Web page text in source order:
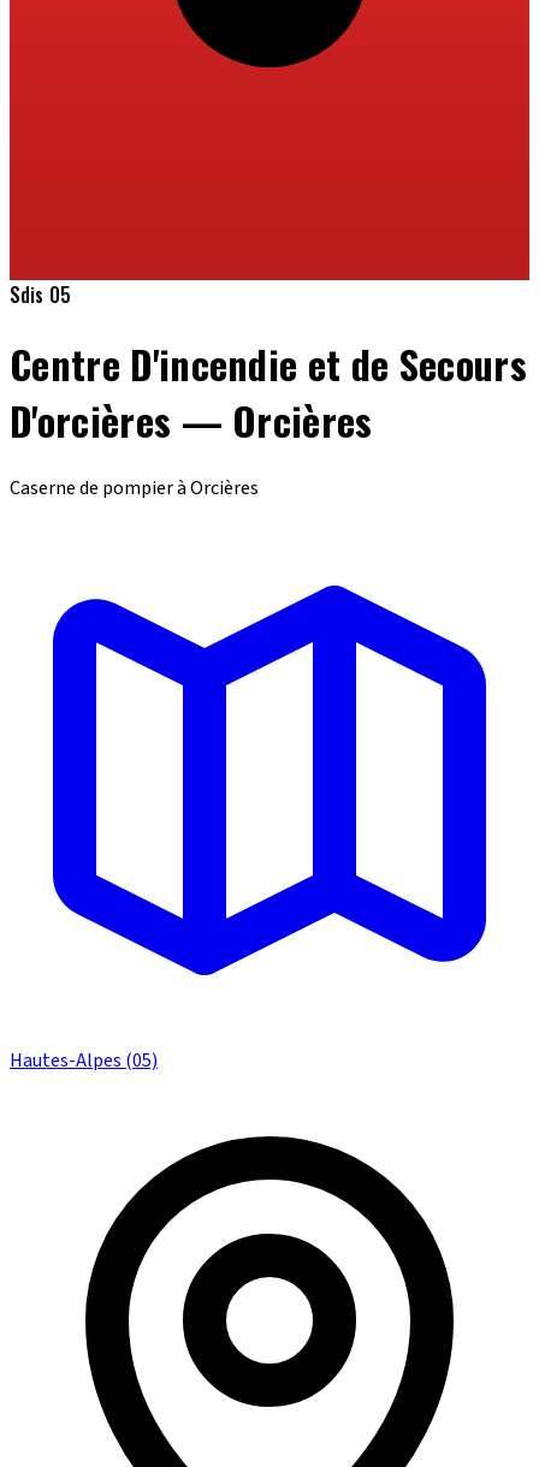
Sdis 05
Centre D'incendie et de Secours
D'orcières — Orcières
Caserne de pompier à Orcières
Hautes-Alpes (05)